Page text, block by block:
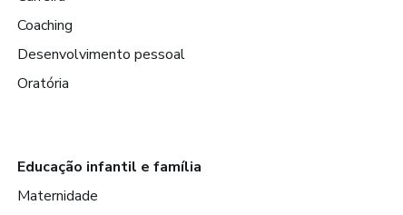
Coaching
Desenvolvimento pessoal
Oratória
Educação infantil e família
Maternidade